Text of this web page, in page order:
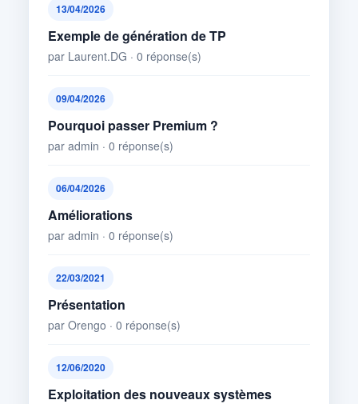
13/04/2026
Exemple de génération de TP
par Laurent.DG · 0 réponse(s)
09/04/2026
Pourquoi passer Premium ?
par admin · 0 réponse(s)
06/04/2026
Améliorations
par admin · 0 réponse(s)
22/03/2021
Présentation
par Orengo · 0 réponse(s)
12/06/2020
Exploitation des nouveaux systèmes